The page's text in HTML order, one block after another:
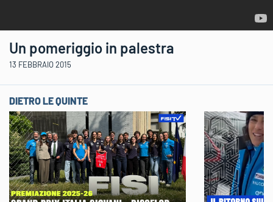
Un pomeriggio in palestra
13 FEBBRAIO 2015
DIETRO LE QUINTE